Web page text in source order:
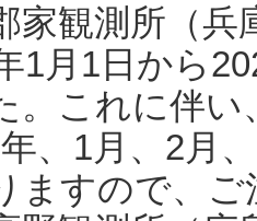
家観測所（
1月1日から
。これに伴い
、1月、2月
ますので、